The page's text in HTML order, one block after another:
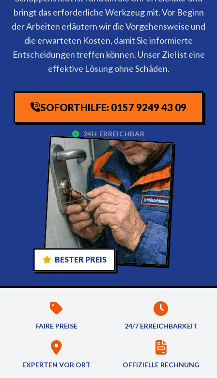
bringt das erforderliche Werkzeug mit. Vor Beginn
der Arbeiten erläutern wir die Vorgehensweise und
die erwarteten Kosten, damit Sie informierte
Entscheidungen treffen können. Unser Ziel ist eine
effektive Lösung ohne Schäden.
SOFORTHILFE: 0157 9249 43 09
24H ERREICHBAR
BESTER PREIS
FAIRE PREISE 24/7 ERREICHBARKEIT
EXPERTEN VOR ORT OFFIZIELLE RECHNUNG